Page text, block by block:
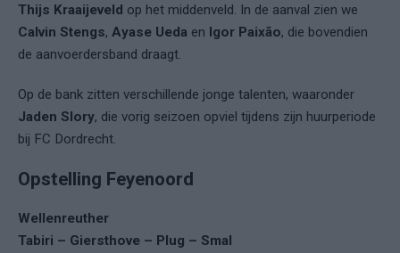
Thijs Kraaijeveld op het middenveld. In de aanval zien we
Calvin Stengs, Ayase Ueda en Igor Paixão, die bovendien
de aanvoerdersband draagt.
Op de bank zitten verschillende jonge talenten, waaronder
Jaden Slory, die vorig seizoen opviel tijdens zijn huurperiode
bij FC Dordrecht.
Opstelling Feyenoord
Wellenreuther
Tabiri – Giersthove – Plug – Smal